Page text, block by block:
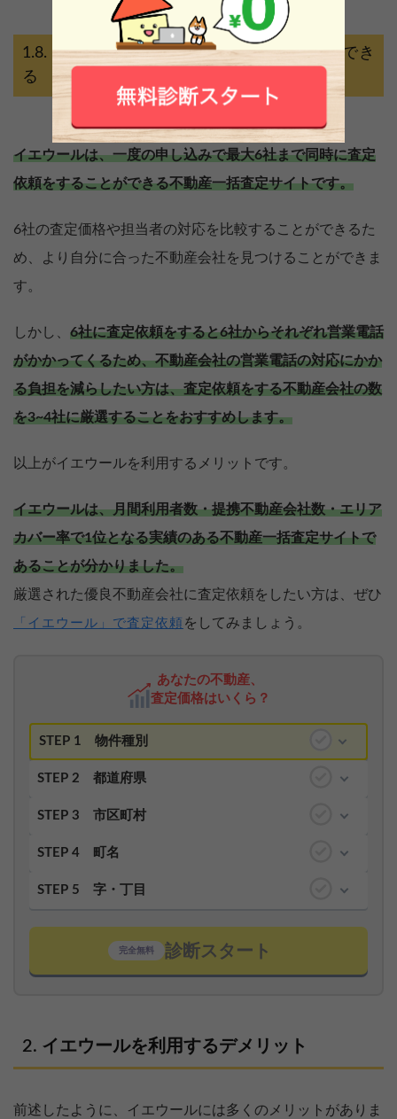
イエウールは最大6社に一括で査定依頼でき
る
イエウールは、一度の申し込みで最大6社まで同時に査定
依頼をすることができる不動産一括査定サイトです。
6社の査定価格や担当者の対応を比較することができるた
め、より自分に合った不動産会社を見つけることができま
す。
しかし、 6社に査定依頼をすると6社からそれぞれ営業電話
がかかってくるため、不動産会社の営業電話の対応にかか
る負担を減らしたい方は、査定依頼をする不動産会社の数
を3~4社に厳選することをおすすめします。
以上がイエウールを利用するメリットです。
イエウールは、月間利用者数・提携不動産会社数・エリア
カバー率で1位となる実績のある不動産一括査定サイトで
あることが分かりました。
厳選された優良不動産会社に査定依頼をしたい方は、ぜひ
「イエウール」で査定依頼 をしてみましょう。
あなたの不動産、
査定価格はいくら？
STEP 1 物件種別
STEP 2 都道府県
STEP 3 市区町村
STEP 4 町名
STEP 5 字・丁目
完全無料 診断スタート
イエウールを利用するデメリット
前述したように、イエウールには多くのメリットがありま